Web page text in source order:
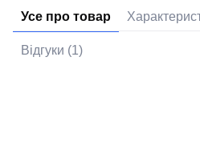
Усе про товар
Відгуки (1)